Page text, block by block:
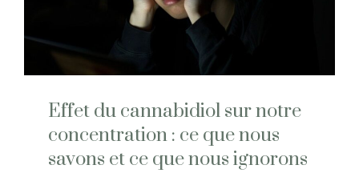
Effet du cannabidiol sur notre
concentration : ce que nous
savons et ce que nous ignorons